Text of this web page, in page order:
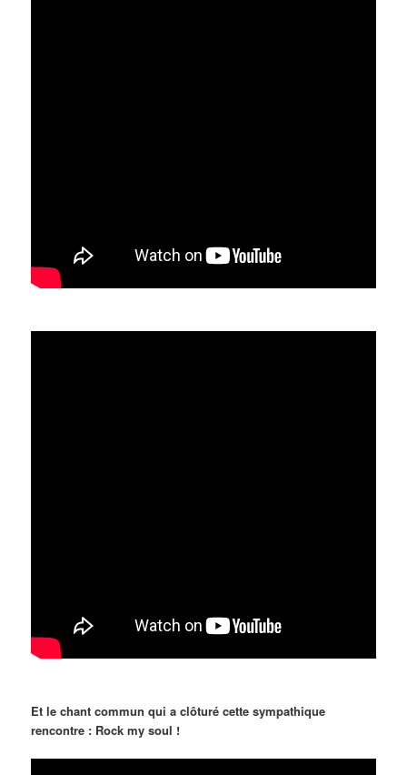
Et le chant commun qui a clôturé cette sympathique
rencontre : Rock my soul !